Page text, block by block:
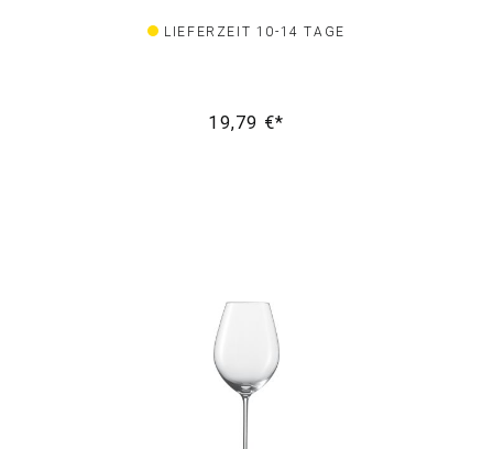
LIEFERZEIT 10-14 TAGE
19,79 €*